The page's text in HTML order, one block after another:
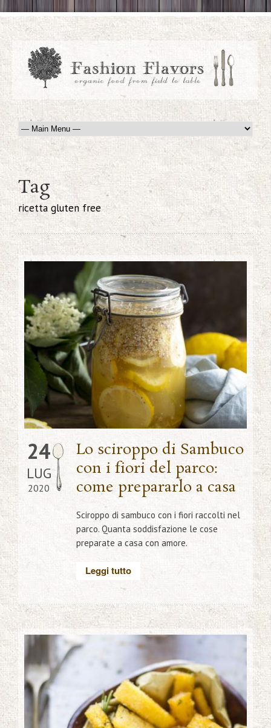
Tag
ricetta gluten free
24
LUG
2020
Lo sciroppo di Sambuco
con i fiori del parco:
come prepararlo a casa
Sciroppo di sambuco con i fiori raccolti nel
parco. Quanta soddisfazione le cose
preparate a casa con amore.
Leggi tutto